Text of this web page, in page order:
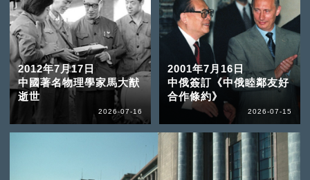
2012年7月17日
中國著名物理學家馬大猷
逝世
2026-07-16
2001年7月16日
中俄簽訂《中俄睦鄰友好
合作條約》
2026-07-15